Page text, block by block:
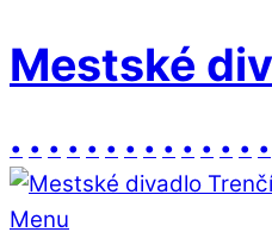
Mestské
• • • • • • • • • • • • • •
Menu